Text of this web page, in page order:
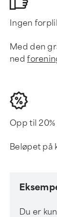
Ingen
Med den
ned
Opp til
Beløpet på
Du er